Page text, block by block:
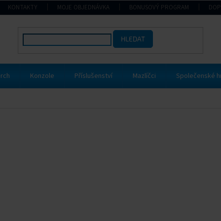
KONTAKTY MOJE OBJEDNÁVKA BONUSOVÝ PROGRAM
HLEDAT
Konzole Příslušenství Mazlíčci Společenské